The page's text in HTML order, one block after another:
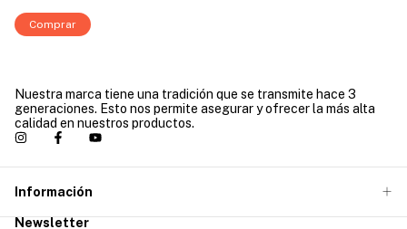
Comprar
Nuestra marca tiene una tradición que se transmite hace 3
generaciones. Esto nos permite asegurar y ofrecer la más alta
calidad en nuestros productos.
Información
Newsletter